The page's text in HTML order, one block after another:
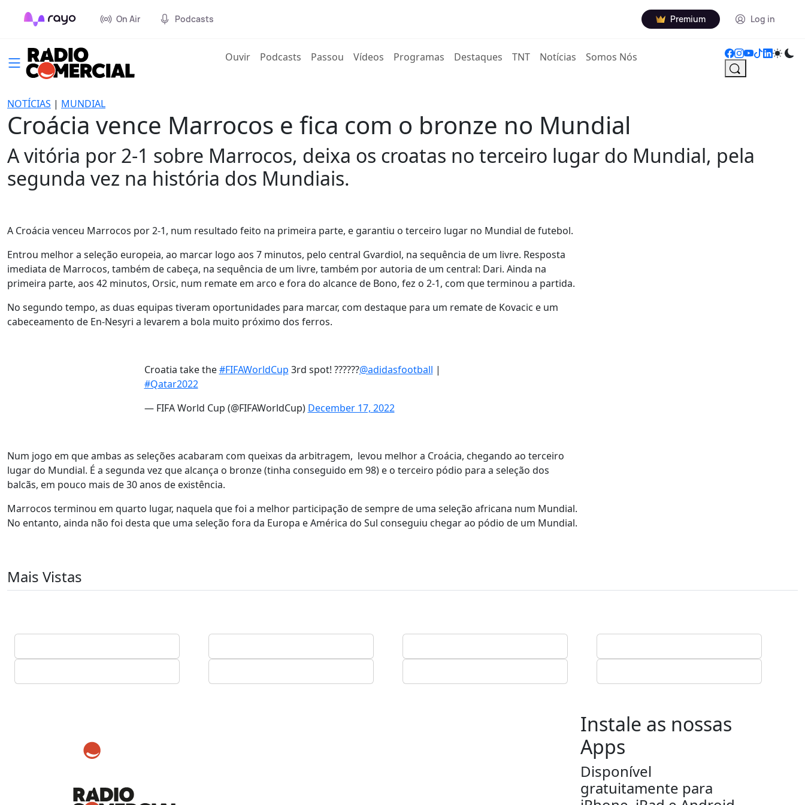
On Air Podcasts Premium Log in
Ouvir(current)
Podcasts Passou Vídeos Programas Destaques TNT Notícias Somos Nós
NOTÍCIAS | MUNDIAL
Croácia vence Marrocos e fica com o bronze no Mundial
A vitória por 2-1 sobre Marrocos, deixa os croatas no terceiro lugar do Mundial, pela
segunda vez na história dos Mundiais.
A Croácia venceu Marrocos por 2-1, num resultado feito na primeira parte, e garantiu o terceiro lugar no Mundial de futebol.
Entrou melhor a seleção europeia, ao marcar logo aos 7 minutos, pelo central Gvardiol, na sequência de um livre. Resposta
imediata de Marrocos, também de cabeça, na sequência de um livre, também por autoria de um central: Dari. Ainda na
primeira parte, aos 42 minutos, Orsic, num remate em arco e fora do alcance de Bono, fez o 2-1, com que terminou a partida.
No segundo tempo, as duas equipas tiveram oportunidades para marcar, com destaque para um remate de Kovacic e um
cabeceamento de En-Nesyri a levarem a bola muito próximo dos ferros.
Croatia take the#FIFAWorldCup 3rd spot! ??????@adidasfootball |
#Qatar2022
— FIFA World Cup (@FIFAWorldCup) December 17, 2022
Num jogo em que ambas as seleções acabaram com queixas da arbitragem, levou melhor a Croácia, chegando ao terceiro
lugar do Mundial. É a segunda vez que alcança o bronze (tinha conseguido em 98) e o terceiro pódio para a seleção dos
balcãs, em pouco mais de 30 anos de existência.
Marrocos terminou em quarto lugar, naquela que foi a melhor participação de sempre de uma seleção africana num Mundial.
No entanto, ainda não foi desta que uma seleção fora da Europa e América do Sul conseguiu chegar ao pódio de um Mundial.
Mais Vistas
Instale as nossas
Apps
Disponível
gratuitamente para